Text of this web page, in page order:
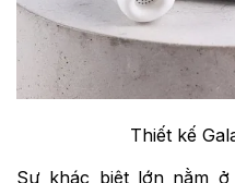
Thiết kế
Sự khác biệt lớn nằm